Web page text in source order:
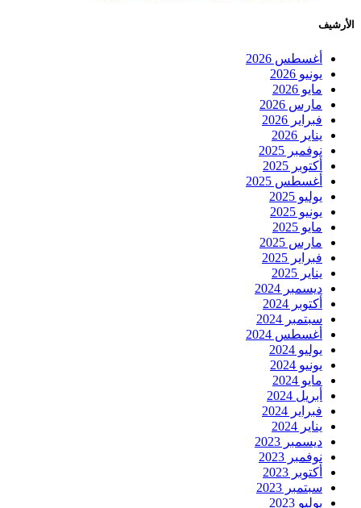
الأرشيف
أغسطس 2026
يونيو 2026
مايو 2026
مارس 2026
فبراير 2026
يناير 2026
نوفمبر 2025
أكتوبر 2025
أغسطس 2025
يوليو 2025
يونيو 2025
مايو 2025
مارس 2025
فبراير 2025
يناير 2025
ديسمبر 2024
أكتوبر 2024
سبتمبر 2024
أغسطس 2024
يوليو 2024
يونيو 2024
مايو 2024
أبريل 2024
فبراير 2024
يناير 2024
ديسمبر 2023
نوفمبر 2023
أكتوبر 2023
سبتمبر 2023
يوليو 2023